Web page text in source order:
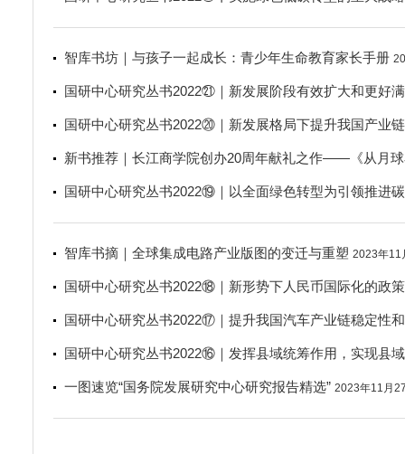
智库书坊｜与孩子一起成长：青少年生命教育家长手册
国研中心研究丛书2022㉑｜新发展阶段有效扩大和更好
国研中心研究丛书2022⑳｜新发展格局下提升我国产业
新书推荐｜长江商学院创办20周年献礼之作——《从月
国研中心研究丛书2022⑲｜以全面绿色转型为引领推进
智库书摘｜全球集成电路产业版图的变迁与重塑 2023年11
国研中心研究丛书2022⑱｜新形势下人民币国际化的政
国研中心研究丛书2022⑰｜提升我国汽车产业链稳定性
国研中心研究丛书2022⑯｜发挥县域统筹作用，实现县
一图速览“国务院发展研究中心研究报告精选” 2023年11月